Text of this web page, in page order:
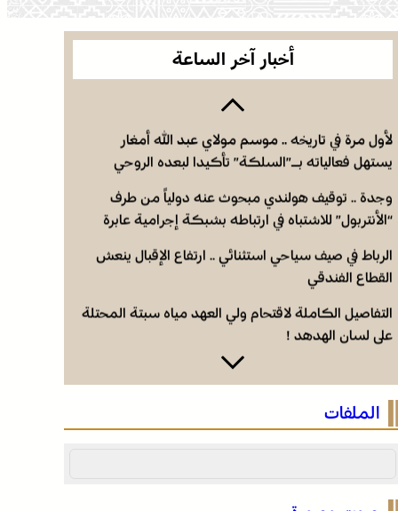
أخبار آخر الساعة
للحدود
التفاصيل الكاملة لاقتحام ولي العهد مياه سبتة المحتلة
لأول مرة في تاريخه .. موسم مولاي عبد الله أمغار
يستهل فعالياته بـ”السلكة” تأكيدا لبعده الروحي
وجدة .. توقيف هولندي مبحوث عنه دولياً من طرف
“الأنتربول” للاشتباه في ارتباطه بشبكة إجرامية عابرة
الرباط في صيف سياحي استثنائي .. ارتفاع الإقبال ينعش
القطاع الفندقي
التفاصيل الكاملة لاقتحام ولي العهد مياه سبتة المحتلة
على لسان الهدهد !
لأول مرة في تاريخه .. موسم مولاي عبد الله أمغار
وجدة .. توقيف هولندي مبحوث عنه دولياً من طرف
الملفات